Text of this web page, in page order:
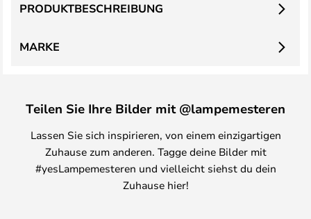
PRODUKTBESCHREIBUNG
MARKE
Teilen Sie Ihre Bilder mit @lampemesteren
Lassen Sie sich inspirieren, von einem einzigartigen
Zuhause zum anderen. Tagge deine Bilder mit
#yesLampemesteren und vielleicht siehst du dein
Zuhause hier!